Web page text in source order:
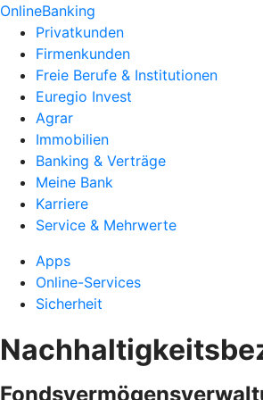
OnlineBanking
Privatkunden
Firmenkunden
Freie Berufe & Institutionen
Euregio Invest
Agrar
Immobilien
Banking & Verträge
Meine Bank
Karriere
Service & Mehrwerte
Apps
Online-Services
Sicherheit